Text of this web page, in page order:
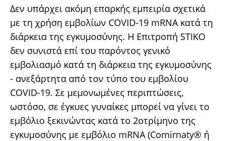
Δεν υπάρχει ακόμη επαρκής εμπειρία σχετικά
με τη χρήση εμβολίων COVID-19 mRNA κατά τη
διάρκεια της εγκυμοσύνης. Η Επιτροπή STIKO
δεν συνιστά επί του παρόντος γενικό
εμβολιασμό κατά τη διάρκεια της εγκυμοσύνης
- ανεξάρτητα από τον τύπο του εμβολίου
COVID-19. Σε μεμονωμένες περιπτώσεις,
ωστόσο, σε έγκυες γυναίκες μπορεί να γίνει το
εμβόλιο ξεκινώντας κατά το 2οτρίμηνο της
εγκυμοσύνης με εμβόλιο mRNA (Comirnaty® ή